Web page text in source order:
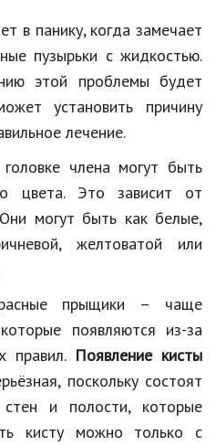
в панику, когда замечает
пузырьки с жидкостью.
этой проблемы будет
установить причину
лечение.
члена могут быть
цвета. Это зависит от
могут быть как белые,
желтоватой или
прыщики – чаще
появляются из-за
правил. Появление кисты
поскольку состоят
и полости, которые
кисту можно только с